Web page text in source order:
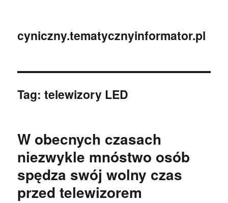
cyniczny.tematycznyinformator.pl
Tag:telewizory LED
W obecnych czasach
niezwykle mnóstwo osób
spędza swój wolny czas
przed telewizorem